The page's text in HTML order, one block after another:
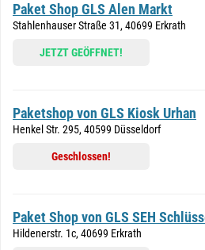
Paket Shop GLS Alen Markt
Stahlenhauser Straße 31, 40699 Erkrath
JETZT GEÖFFNET!
Paketshop von GLS Kiosk Urhan
Henkel Str. 295, 40599 Düsseldorf
Geschlossen!
Paket Shop von GLS SEH
Hildenerstr. 1c, 40699 Erkrath